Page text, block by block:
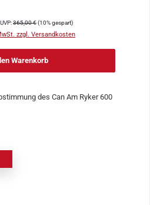
Regulärer Preis:
UVP:365,00 €(10% gespart)
zzgl. Versandkosten
Warenkorb